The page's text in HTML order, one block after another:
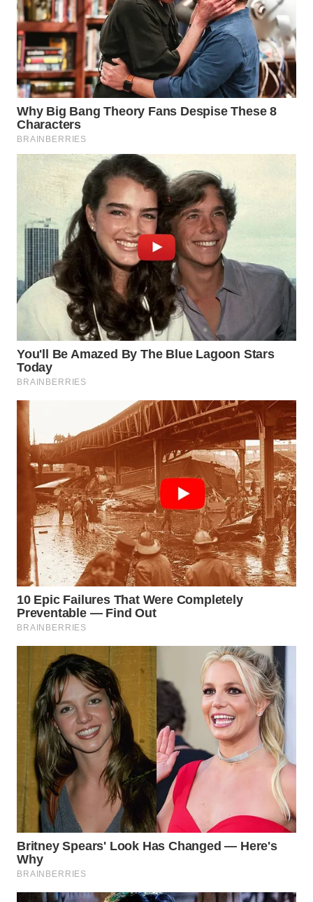
TAPANULI
SELATAN
WN
TANJUNG
LESUNG
WN
KARO
WN
SIMALUNGUN
WN
LABUHANBATU
WN
TAPANULI
TENGAH
WN DELI
SERDANG
TEBING
TINGGI
WN
PAKPAK
WN
KARAWANG
WN
BEKASI
WN
WN
DEPOK
WN
TAPANULI
UTARA
WN
SAMOSIR
WN
PADANG
LAWAS